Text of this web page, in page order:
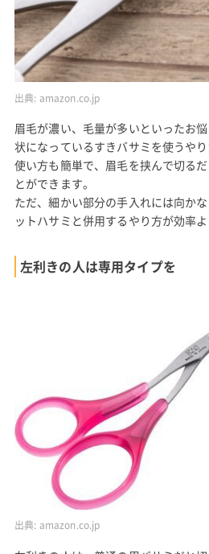
出典: amazon.co.jp
眉毛が濃い、毛量が多いといったお
状になっているすきバサミを使うやり
使い方も簡単で、眉毛を挟んで切る
とができます。
ただ、細かい部分の手入れには向か
ットハサミと併用するやり方が効率よ
左利きの人は専用タイプを
出典: amazon.co.jp